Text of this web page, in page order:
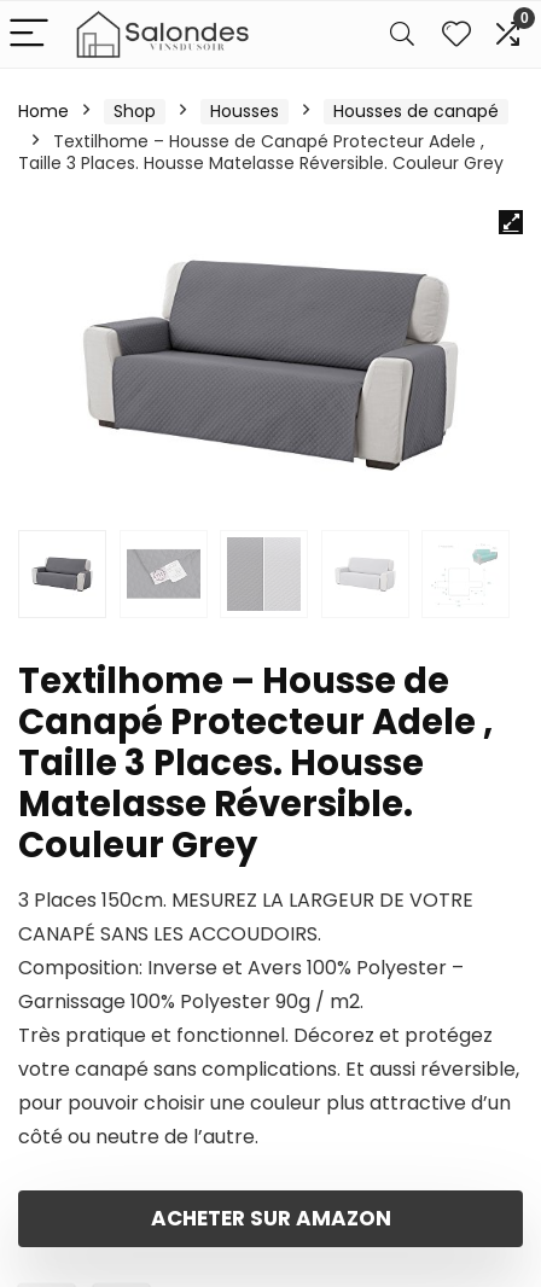
0
Home Shop Housses
Housses de canapé
Textilhome – Housse de Canapé Protecteur Adele ,
Taille 3 Places. Housse Matelasse Réversible. Couleur Grey
Textilhome – Housse de
Canapé Protecteur Adele ,
Taille 3 Places. Housse
Matelasse Réversible.
Couleur Grey
3 Places 150cm. MESUREZ LA LARGEUR DE VOTRE
CANAPÉ SANS LES ACCOUDOIRS.
Composition: Inverse et Avers 100% Polyester –
Garnissage 100% Polyester 90g / m2.
Très pratique et fonctionnel. Décorez et protégez
votre canapé sans complications. Et aussi réversible,
pour pouvoir choisir une couleur plus attractive d’un
côté ou neutre de l’autre.
ACHETER SUR AMAZON